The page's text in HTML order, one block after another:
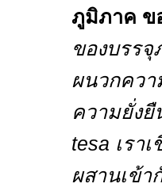
ภูมิภาค ข
ของบรร
ผนวกควา
ความยั่งยื
tesa เรา
ผสานเข้า